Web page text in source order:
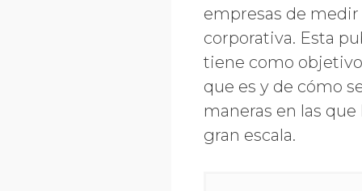
empresas de
corporativa. Esta
tiene como
que es y de cómo
maneras en las
gran escala.